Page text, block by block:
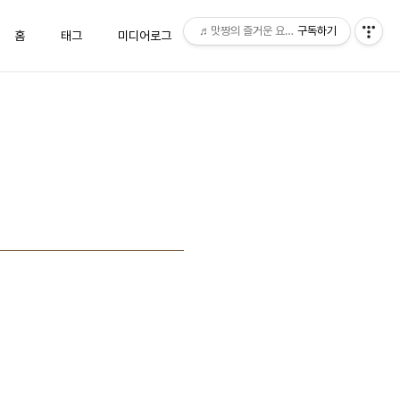
홈 태그 미디어로그 위치로그 방명록
♬맛짱의 즐거운 요리시간♬
구독하기